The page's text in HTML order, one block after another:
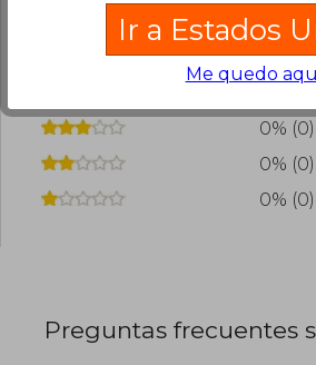
0% (0)
0% (0)
0% (0)
0% (0)
Preguntas frecuentes
Ir a Estados
Me quedo